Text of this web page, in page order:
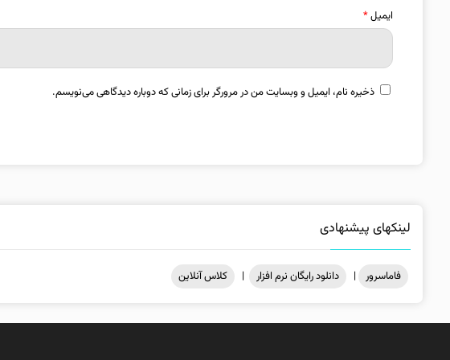
ایمیل*
ذخیره نام، ایمیل و وبسایت من در مرورگر برای زمانی که دوباره دیدگاهی می‌نویسم.
لینکهای پیشنهادی
فاماسرور | دانلود رایگان نرم افزار | کلاس آنلاین